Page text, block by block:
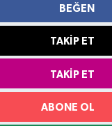
BEĞEN
TAKIP ET
TAKIP ET
ABONE OL